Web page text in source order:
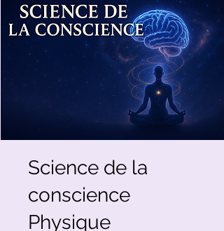
Science de la
conscience
Physique